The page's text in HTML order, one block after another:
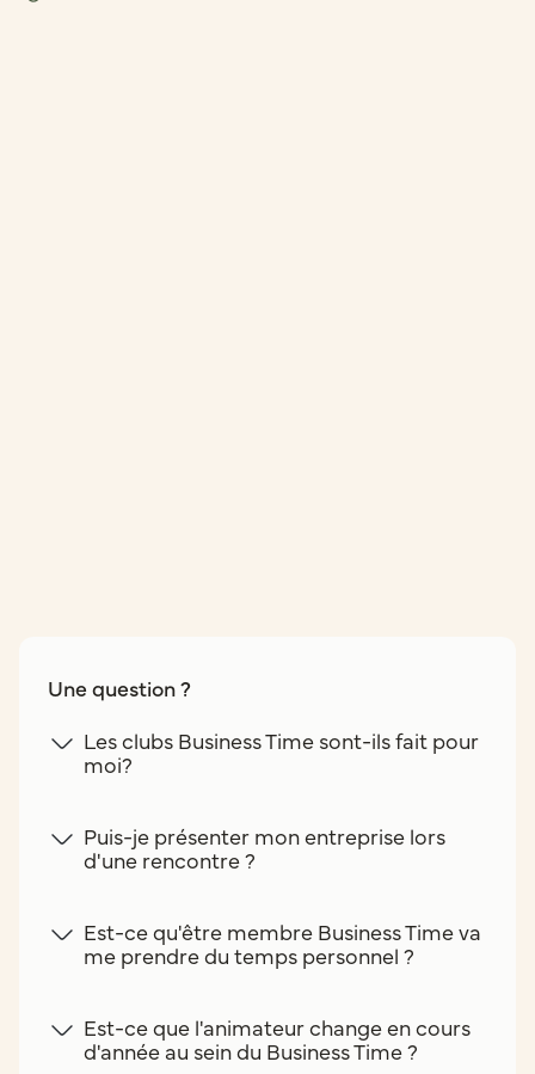
Une question ?
Les clubs Business Time sont-ils fait pour
moi?
Puis-je présenter mon entreprise lors
d'une rencontre ?
Est-ce qu'être membre Business Time va
me prendre du temps personnel ?
Est-ce que l'animateur change en cours
d'année au sein du Business Time ?